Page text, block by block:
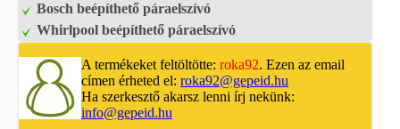
Bosch beépíthető páraelszívó
Whirlpool beépíthető páraelszívó
A termékeket feltöltötte: roka92. Ezen az email
címen érheted el: roka92@gepeid.hu
Ha szerkesztő akarsz lenni írj nekünk:
info@gepeid.hu